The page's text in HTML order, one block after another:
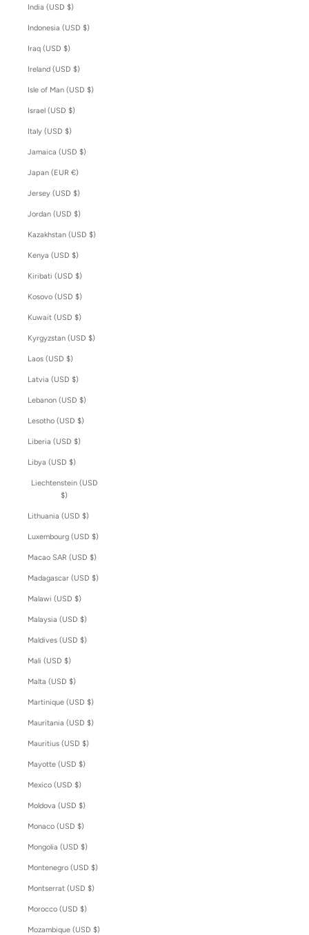
India (USD $)
Indonesia (USD $)
Iraq (USD $)
Ireland (USD $)
Isle of Man (USD $)
Israel (USD $)
Italy (USD $)
Jamaica (USD $)
Japan (EUR €)
Jersey (USD $)
Jordan (USD $)
Kazakhstan (USD $)
Kenya (USD $)
Kiribati (USD $)
Kosovo (USD $)
Kuwait (USD $)
Kyrgyzstan (USD $)
Laos (USD $)
Latvia (USD $)
Lebanon (USD $)
Lesotho (USD $)
Liberia (USD $)
Libya (USD $)
Liechtenstein (USD
$)
Lithuania (USD $)
Luxembourg (USD $)
Macao SAR (USD $)
Madagascar (USD $)
Malawi (USD $)
Malaysia (USD $)
Maldives (USD $)
Mali (USD $)
Malta (USD $)
Martinique (USD $)
Mauritania (USD $)
Mauritius (USD $)
Mayotte (USD $)
Mexico (USD $)
Moldova (USD $)
Monaco (USD $)
Mongolia (USD $)
Montenegro (USD $)
Montserrat (USD $)
Morocco (USD $)
Mozambique (USD $)